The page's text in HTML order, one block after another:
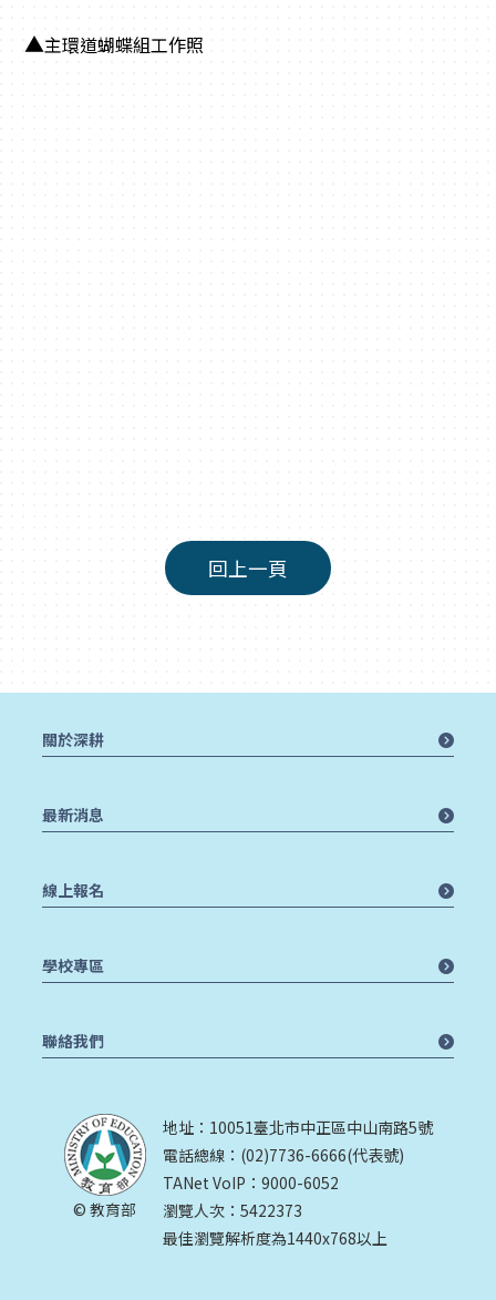
▲主環道蝴蝶組工作照
回上一頁
© 教育部
地址：10051臺北市中正區中山南路5號
電話總線：(02)7736-6666(代表號)
TANet VoIP：9000-6052
瀏覽人次：5422373
最佳瀏覽解析度為1440x768以上
關於深耕
最新消息
線上報名
學校專區
聯絡我們